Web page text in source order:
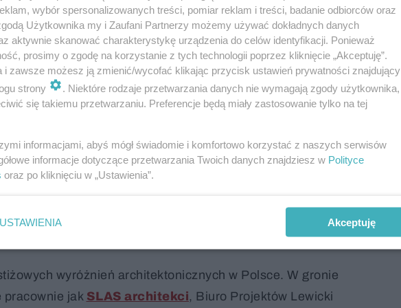
wyróżnień architektonicznych w Polsce. W gronie
pracownie jak SLAS architekci, Biuro Projektów Lewicki
wybór spersonalizowanych treści, pomiar reklam i treści, badanie odbiorców oraz
Użytkownika my i Zaufani Partnerzy możemy używać dokładnych danych
aktywnie skanować charakterystykę urządzenia do celów identyfikacji. Ponieważ
prosimy o zgodę na korzystanie z tych technologii poprzez kliknięcie „Akceptuję”.
i zawsze możesz ją zmienić/wycofać klikając przycisk ustawień prywatności znajdujący
strony
. Niektóre rodzaje przetwarzania danych nie wymagają zgody użytkownika,
się takiemu przetwarzaniu. Preferencje będą miały zastosowanie tylko na tej
informacjami, abyś mógł świadomie i komfortowo korzystać z naszych serwisów
informacje dotyczące przetwarzania Twoich danych znajdziesz w Polityce
oraz po kliknięciu w „Ustawienia”.
USTAWIENIA Akceptuję